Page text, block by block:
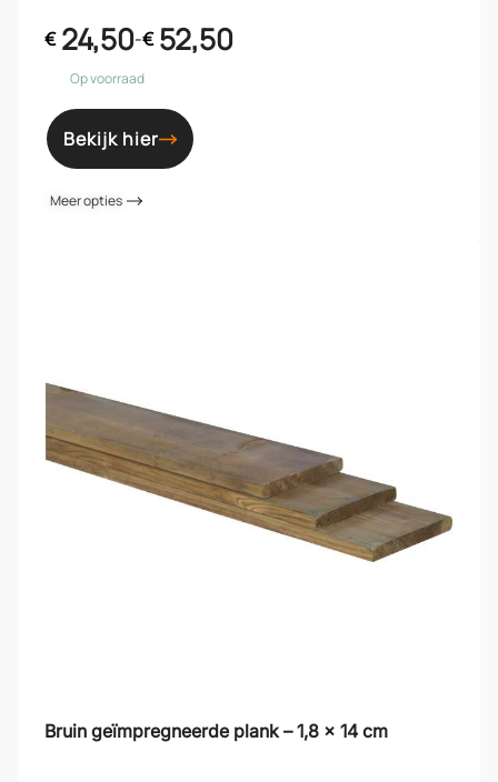
€24,50-€52,50
Op voorraad
Bekijk hier
Meer opties
Bruin geïmpregneerde plank – 1,8 x 14 cm